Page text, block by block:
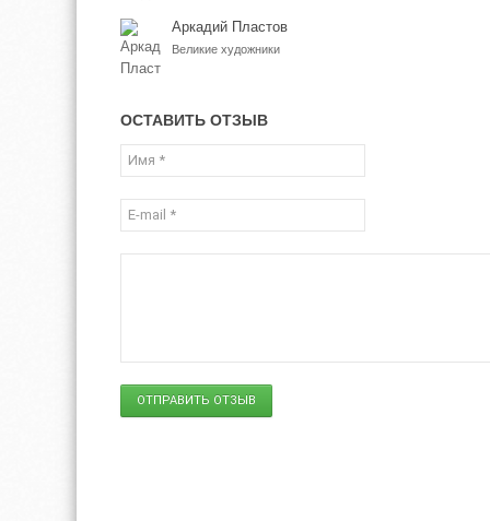
Аркадий Пластов
Великие художники
ОСТАВИТЬ ОТЗЫВ
ОТПРАВИТЬ ОТЗЫВ